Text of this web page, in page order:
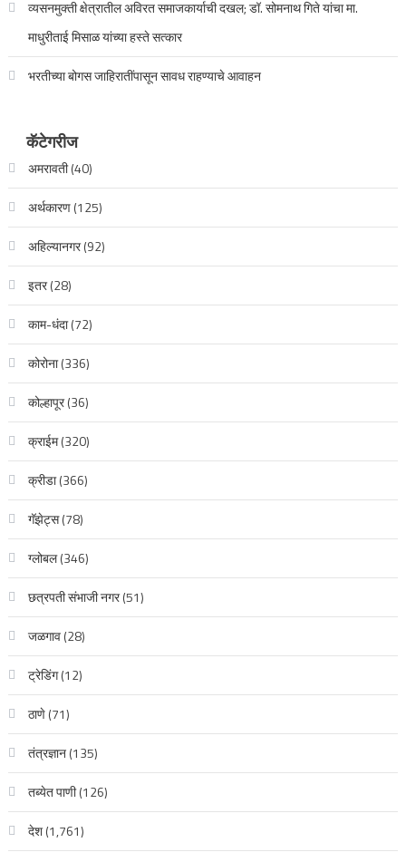
व्यसनमुक्ती क्षेत्रातील अविरत समाजकार्याची दखल; डॉ. सोमनाथ गिते यांचा मा.
माधुरीताई मिसाळ यांच्या हस्ते सत्कार
भरतीच्या बोगस जाहिरातींपासून सावध राहण्याचे आवाहन
कॅटेगरीज
अमरावती(40)
अर्थकारण(125)
अहिल्यानगर(92)
इतर(28)
काम-धंदा(72)
कोरोना(336)
कोल्हापूर(36)
क्राईम(320)
क्रीडा(366)
गॅझेट्स(78)
ग्लोबल(346)
छत्रपती संभाजी नगर(51)
जळगाव(28)
ट्रेडिंग(12)
ठाणे(71)
तंत्रज्ञान(135)
तब्येत पाणी(126)
देश(1,761)